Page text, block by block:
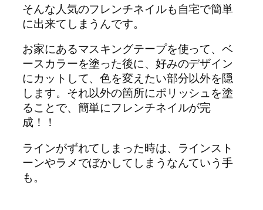
そんな人気のフレンチネイルも自宅で簡単
に出来てしまうんです。
お家にあるマスキングテープを使って、ベ
ースカラーを塗った後に、好みのデザイン
にカットして、色を変えたい部分以外を隠
します。それ以外の箇所にポリッシュを塗
ることで、簡単にフレンチネイルが完
成！！
ラインがずれてしまった時は、ラインスト
ーンやラメでぼかしてしまうなんていう手
も。